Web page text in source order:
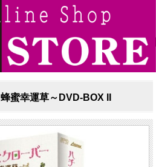
蜜幸運草～DVD-BOX II